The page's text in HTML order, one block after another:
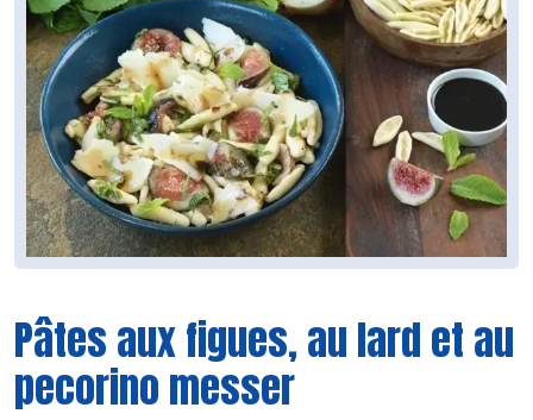
Pâtes aux figues, au lard et au
pecorino messer